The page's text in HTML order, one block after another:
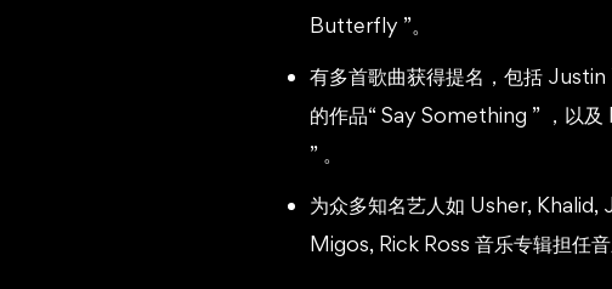
Butterfly ”。
有多首歌曲获得提名，包括
的作品“ Say Something ” ，以
” 。
为众多知名艺人如 Usher,
Migos, Rick Ross 音乐专辑担任音